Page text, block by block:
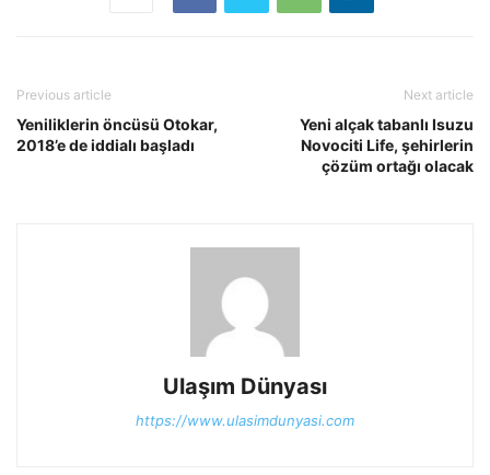
Previous article
Yeniliklerin öncüsü Otokar,
2018’e de iddialı başladı
Next article
Yeni alçak tabanlı Isuzu
Novociti Life, şehirlerin
çözüm ortağı olacak
Ulaşım Dünyası
https://www.ulasimdunyasi.com